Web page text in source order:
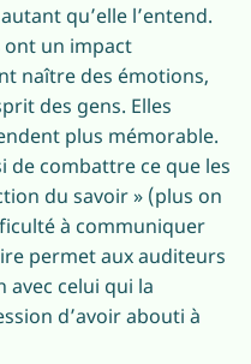
qu’elle l’entend.
ont un impact
naître des émotions,
des gens. Elles
plus mémorable.
de combattre ce que les
du savoir » (plus on
à communiquer
permet aux auditeurs
avec celui qui la
d’avoir abouti à